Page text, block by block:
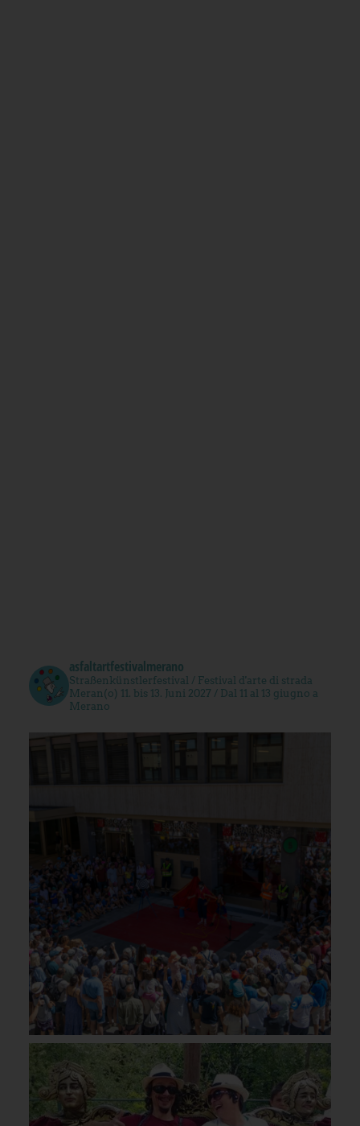
asfaltartfestivalmerano
Straßenkünstlerfestival / Festival d'arte di strada
Meran(o) 11. bis 13. Juni 2027 / Dal 11 al 13 giugno a
Merano